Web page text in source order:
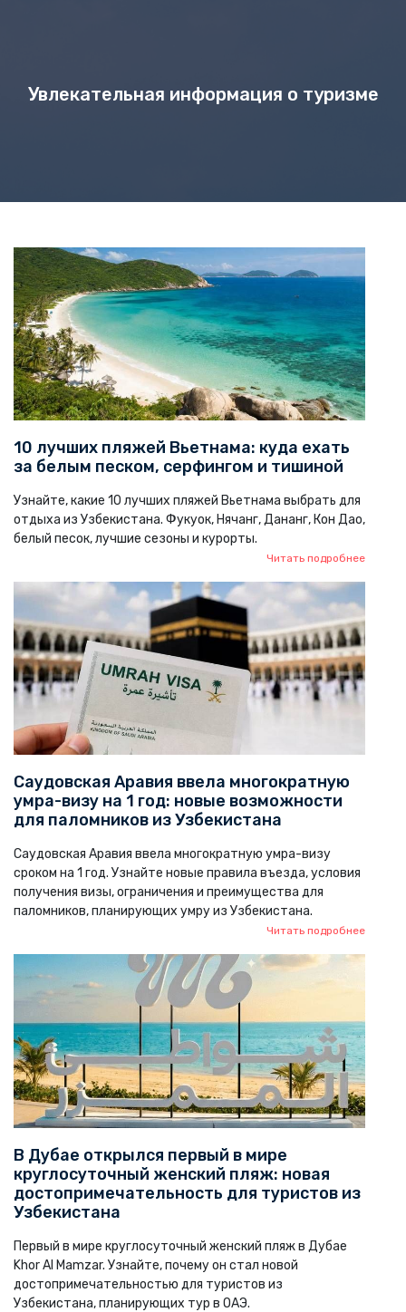
Увлекательная информация о туризме
10 лучших пляжей Вьетнама: куда ехать
за белым песком, серфингом и тишиной
Узнайте, какие 10 лучших пляжей Вьетнама выбрать для
отдыха из Узбекистана. Фукуок, Нячанг, Дананг, Кон Дао,
белый песок, лучшие сезоны и курорты.
Читать подробнее
Саудовская Аравия ввела многократную
умра-визу на 1 год: новые возможности
для паломников из Узбекистана
Саудовская Аравия ввела многократную умра-визу
сроком на 1 год. Узнайте новые правила въезда, условия
получения визы, ограничения и преимущества для
паломников, планирующих умру из Узбекистана.
Читать подробнее
В Дубае открылся первый в мире
круглосуточный женский пляж: новая
достопримечательность для туристов из
Узбекистана
Первый в мире круглосуточный женский пляж в Дубае
Khor Al Mamzar. Узнайте, почему он стал новой
достопримечательностью для туристов из
Узбекистана, планирующих тур в ОАЭ.